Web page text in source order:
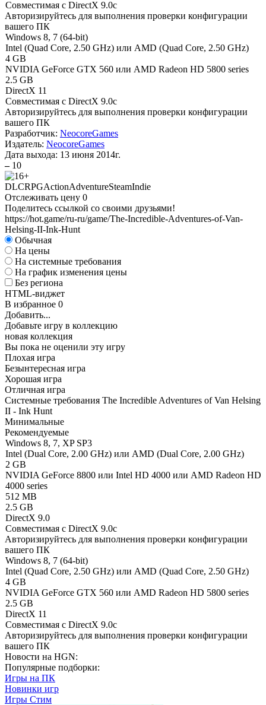
Совместимая с DirectX 9.0c
Авторизируйтесь для выполнения проверки конфигурации
вашего ПК
Windows 8, 7 (64-bit)
Intel (Quad Core, 2.50 GHz) или AMD (Quad Core, 2.50 GHz)
4 GB
NVIDIA GeForce GTX 560 или AMD Radeon HD 5800 series
2.5 GB
DirectX 11
Совместимая с DirectX 9.0c
Авторизируйтесь для выполнения проверки конфигурации
вашего ПК
Разработчик: NeocoreGames
Издатель: NeocoreGames
Дата выхода: 13 июня 2014г.
– 10
DLCRPGActionAdventureSteamIndie
Отслеживать цену 0
Поделитесь ссылкой со своими друзьями!
https://hot.game/ru-ru/game/The-Incredible-Adventures-of-Van-
Helsing-II-Ink-Hunt
Обычная
На цены
На системные требования
На график изменения цены
Без региона
HTML-виджет
В избранное 0
Добавить...
Добавьте игру в коллекцию
новая коллекция
Вы пока не оценили эту игру
Плохая игра
Безынтересная игра
Хорошая игра
Отличная игра
Системные требования The Incredible Adventures of Van Helsing
II - Ink Hunt
Минимальные
Рекомендуемые
Windows 8, 7, XP SP3
Intel (Dual Core, 2.00 GHz) или AMD (Dual Core, 2.00 GHz)
2 GB
NVIDIA GeForce 8800 или Intel HD 4000 или AMD Radeon HD
4000 series
512 MB
2.5 GB
DirectX 9.0
Совместимая с DirectX 9.0c
Авторизируйтесь для выполнения проверки конфигурации
вашего ПК
Windows 8, 7 (64-bit)
Intel (Quad Core, 2.50 GHz) или AMD (Quad Core, 2.50 GHz)
4 GB
NVIDIA GeForce GTX 560 или AMD Radeon HD 5800 series
2.5 GB
DirectX 11
Совместимая с DirectX 9.0c
Авторизируйтесь для выполнения проверки конфигурации
вашего ПК
Новости на HGN:
Популярные подборки:
Игры на ПК
Новинки игр
Игры Стим